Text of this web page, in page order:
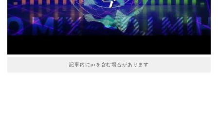
記事内にprを含む場合があります